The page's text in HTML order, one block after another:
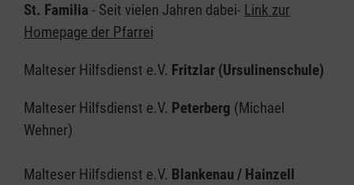
St. Familia - Seit vielen Jahren dabei- Link zur
Homepage der Pfarrei
Malteser Hilfsdienst e.V. Fritzlar (Ursulinenschule)
Malteser Hilfsdienst e.V. Peterberg (Michael
Wehner)
Malteser Hilfsdienst e.V. Blankenau / Hainzell